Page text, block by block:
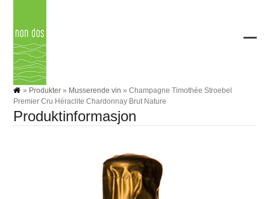
content
» Produkter » Musserende vin »Champagne Timothée Stroebel
Premier Cru Héraclite Chardonnay Brut Nature
Produktinformasjon